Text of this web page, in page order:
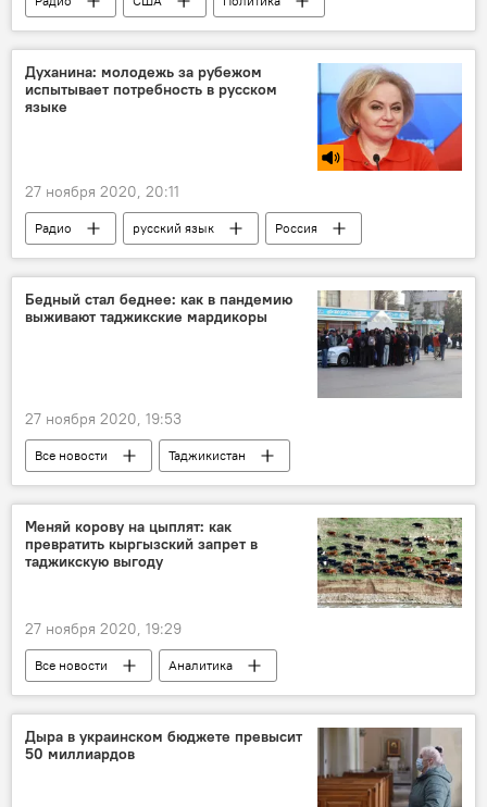
Россия
Духанина: молодежь за рубежом
испытывает потребность в русском
языке
27 ноября 2020, 20:11
Радио русский язык
Россия
Образование
Бедный стал беднее: как в пандемию
выживают таджикские мардикоры
27 ноября 2020, 19:53
Все новости
Таджикистан
Общество
Миграция работа
Меняй корову на цыплят: как
превратить кыргызский запрет в
таджикскую выгоду
27 ноября 2020, 19:29
Все новости
Аналитика
Кыргызстан
Таджикистан
Дыра в украинском бюджете превысит
50 миллиардов